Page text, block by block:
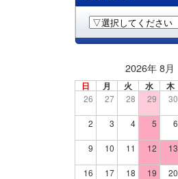
2026年 8月
日 月 火 水 木
26 27 28 29 30
2 3 4 5 6
9 10 11 12 13
16 17 18 19 20